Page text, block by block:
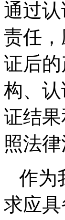
通过
责任
证后
构、
证结
照法
作为
求应